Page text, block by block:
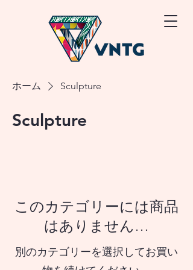
ホーム Sculpture
Sculpture
このカテゴリーには商品
はありません…
別のカテゴリーを選択してお買い